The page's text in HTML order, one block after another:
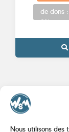
Nous utilisons des
de dons :
0%